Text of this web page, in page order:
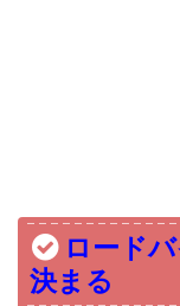
ロード
決まる